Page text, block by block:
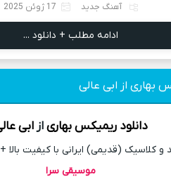
آهنگ جدید 17 ژوئن 2025
ادامه مطلب + دانلود ...
بهاری از ابی عالی
دانلودریمیکسبهاریازابی
کلاسیک (قدیمی) ایرانی با کیفیت
موسیقی سرا